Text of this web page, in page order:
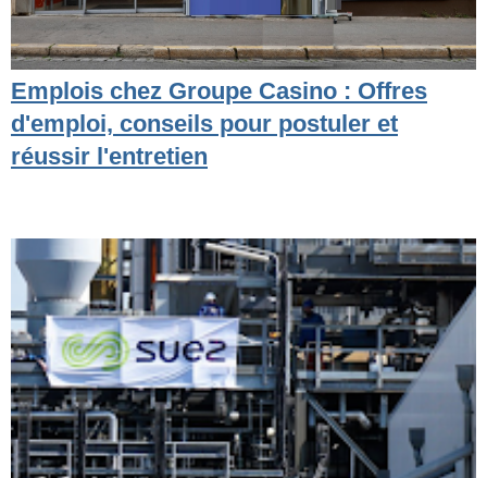
Emplois chez Groupe Casino : Offres
d'emploi, conseils pour postuler et
réussir l'entretien